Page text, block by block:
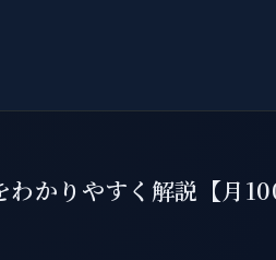
かりやすく解説【月